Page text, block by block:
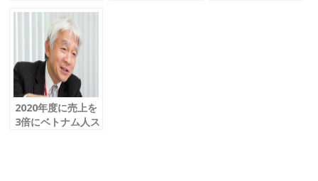
駆者へ Vol. 40
KOIKEYA
VIETNAM CO.,
LTD.
2020年度に売上を
3倍にベトナム人ス